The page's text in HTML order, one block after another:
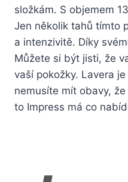
složkám. S objemem
Jen několik tahů tímto
a intenzivitě. Díky
Můžete si být jisti, že
vaší pokožky. Lavera
nemusíte mít obavy,
to Impress má co